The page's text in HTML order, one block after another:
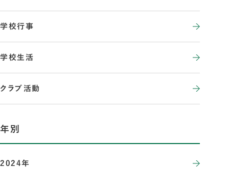
学校行事
学校生活
クラブ活動
年別
2024年